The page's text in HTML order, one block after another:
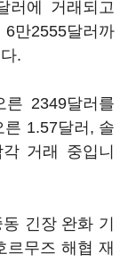
러에 거래되고
만2555달러까
.
2349달러를
1.57달러, 솔
거래 중입니
긴장 완화 기
르무즈 해협 재